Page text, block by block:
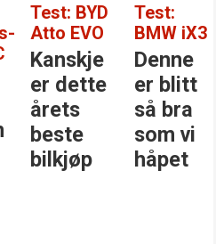
Test: BYD
Atto EVO
Kanskje
er dette
årets
beste
bilkjøp
Test:
BMW iX3
Denne
er blitt
så bra
som vi
håpet